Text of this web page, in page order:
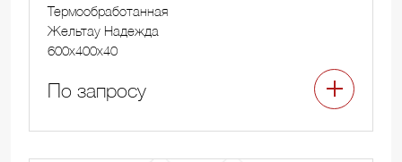
Термообработанная
Жельтау Надежда
600x400x40
По запросу